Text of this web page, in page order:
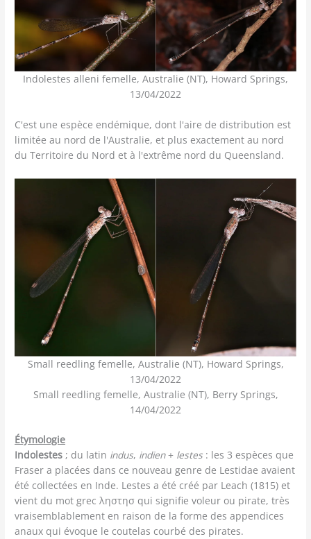
Indolestes alleni femelle, Australie (NT), Howard Springs,
13/04/2022
C'est une espèce endémique, dont l'aire de distribution est
limitée au nord de l'Australie, et plus exactement au nord
du Territoire du Nord et à l'extrême nord du Queensland.
Small reedling femelle, Australie (NT), Howard Springs,
13/04/2022
Small reedling femelle, Australie (NT), Berry Springs,
14/04/2022
Étymologie
Indolestes ; du latin indus, indien+ lestes: les 3 espèces que
Fraser a placées dans ce nouveau genre de Lestidae avaient
été collectées en Inde. Lestes a été créé par Leach (1815) et
vient du mot grec ληστησ qui signifie voleur ou pirate, très
vraisemblablement en raison de la forme des appendices
anaux qui évoque le coutelas courbé des pirates.